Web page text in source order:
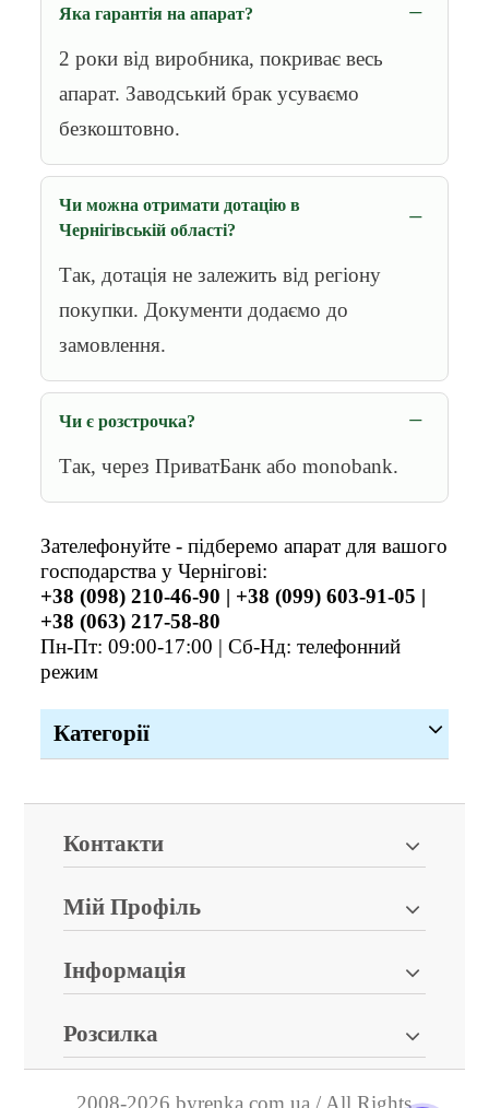
Яка гарантія на апарат?
2 роки від виробника, покриває весь
апарат. Заводський брак усуваємо
безкоштовно.
Чи можна отримати дотацію в
Чернігівській області?
Так, дотація не залежить від регіону
покупки. Документи додаємо до
замовлення.
Чи є розстрочка?
Так, через ПриватБанк або monobank.
Зателефонуйте - підберемо апарат для вашого
господарства у Чернігові:
+38 (098) 210-46-90 | +38 (099) 603-91-05 |
+38 (063) 217-58-80
Пн-Пт: 09:00-17:00 | Сб-Нд: телефонний
режим
Категорії
Контакти
Мій Профіль
Інформація
Розсилка
2008-2026 byrenka.com.ua / All Rights